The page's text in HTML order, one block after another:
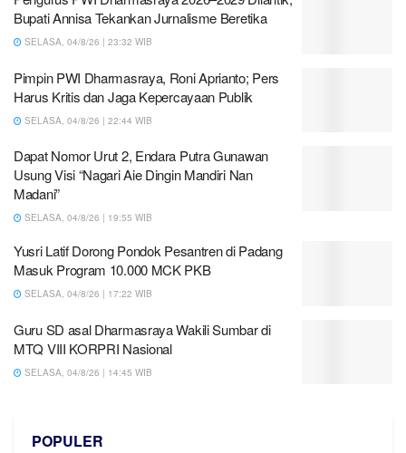
Bupati Annisa Tekankan Jurnalisme Beretika
SELASA, 04/8/26 | 23:32 WIB
Pimpin PWI Dharmasraya, Roni Aprianto; Pers
Harus Kritis dan Jaga Kepercayaan Publik
SELASA, 04/8/26 | 22:44 WIB
Dapat Nomor Urut 2, Endara Putra Gunawan
Usung Visi “Nagari Aie Dingin Mandiri Nan
Madani”
SELASA, 04/8/26 | 19:55 WIB
Yusri Latif Dorong Pondok Pesantren di Padang
Masuk Program 10.000 MCK PKB
SELASA, 04/8/26 | 17:22 WIB
Guru SD asal Dharmasraya Wakili Sumbar di
MTQ VIII KORPRI Nasional
SELASA, 04/8/26 | 14:45 WIB
POPULER